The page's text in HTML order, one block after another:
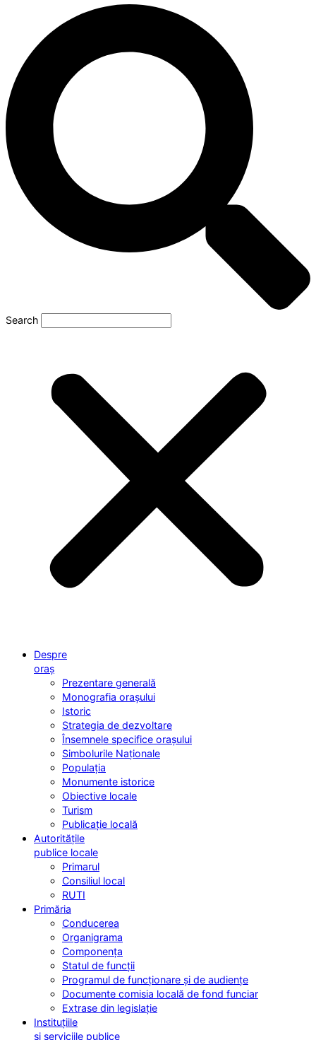
Search
Despre
oraș
Prezentare generală
Monografia orașului
Istoric
Strategia de dezvoltare
Însemnele specifice orașului
Simbolurile Naționale
Populația
Monumente istorice
Obiective locale
Turism
Publicație locală
Autoritățile
publice locale
Primarul
Consiliul local
RUTI
Primăria
Conducerea
Organigrama
Componența
Statul de funcții
Programul de funcționare și de audiențe
Documente comisia locală de fond funciar
Extrase din legislație
Instituțiile
și serviciile publice